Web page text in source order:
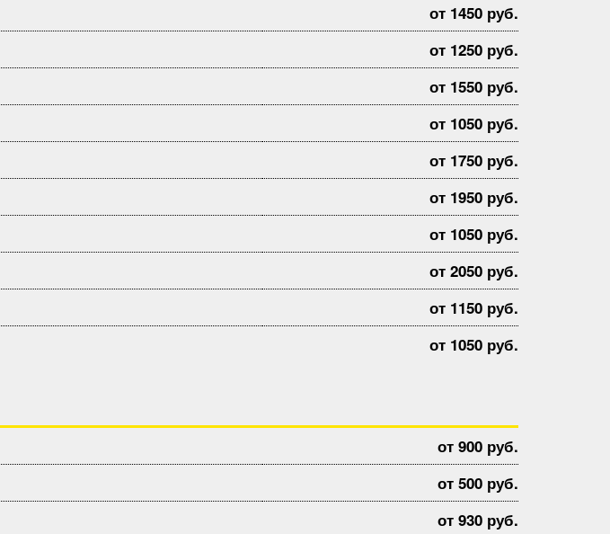
от 1450 руб.
от 1250 руб.
от 1550 руб.
от 1050 руб.
от 1750 руб.
от 1950 руб.
от 1050 руб.
от 2050 руб.
от 1150 руб.
от 1050 руб.
от 900 руб.
от 500 руб.
от 930 руб.